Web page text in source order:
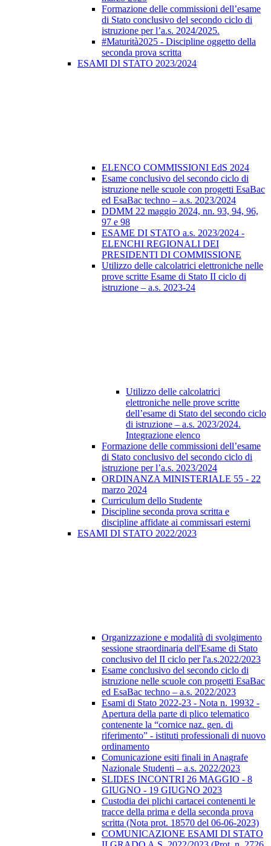
Formazione delle commissioni dell’esame
di Stato conclusivo del secondo ciclo di
istruzione per l’a.s. 2024/2025.
#Maturità2025 - Discipline oggetto della
seconda prova scritta
ESAMI DI STATO 2023/2024
ELENCO COMMISSIONI EdS 2024
Esame conclusivo del secondo ciclo di
istruzione nelle scuole con progetti EsaBac
ed EsaBac techno – a.s. 2023/2024
DDMM 22 maggio 2024, nn. 93, 94, 96,
97 e 98
ESAME DI STATO a.s. 2023/2024 -
ELENCHI REGIONALI DEI
PRESIDENTI DI COMMISSIONE
Utilizzo delle calcolatrici elettroniche nelle
prove scritte Esame di Stato II ciclo di
istruzione – a.s. 2023-24
Utilizzo delle calcolatrici
elettroniche nelle prove scritte
dell’esame di Stato del secondo ciclo
di istruzione – a.s. 2023/2024.
Integrazione elenco
Formazione delle commissioni dell’esame
di Stato conclusivo del secondo ciclo di
istruzione per l’a.s. 2023/2024
ORDINANZA MINISTERIALE 55 - 22
marzo 2024
Curriculum dello Studente
Discipline seconda prova scritta e
discipline affidate ai commissari esterni
ESAMI DI STATO 2022/2023
Organizzazione e modalità di svolgimento
sessione straordinaria dell'Esame di Stato
conclusivo del II ciclo per l'a.s.2022/2023
Esame conclusivo del secondo ciclo di
istruzione nelle scuole con progetti EsaBac
ed EsaBac techno – a.s. 2022/2023
Esami di Stato 2022-23 - Nota n. 19932 -
Apertura della parte di plico telematico
contenente la “cornice naz. gen. di
riferimento” - istituti professionali di nuovo
ordinamento
Comunicazione esiti finali in Anagrafe
Nazionale Studenti – a.s. 2022/2023
SLIDES INCONTRI 26 MAGGIO - 8
GIUGNO - 19 GIUGNO 2023
Custodia dei plichi cartacei contenenti le
tracce della prima e della seconda prova
scritta (Nota prot. 18570 del 06-06-2023)
COMUNICAZIONE ESAMI DI STATO